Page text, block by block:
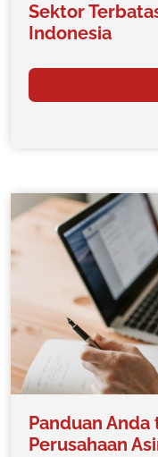
Sektor
Indonesia
Panduan
Perusahaan